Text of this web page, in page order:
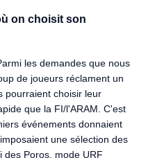
on choisit son
les demandes que nous
de joueurs réclament un
pourraient choisir leur
que la FI/l'ARAM. C'est
événements donnaient
une sélection des
des Poros, mode URF